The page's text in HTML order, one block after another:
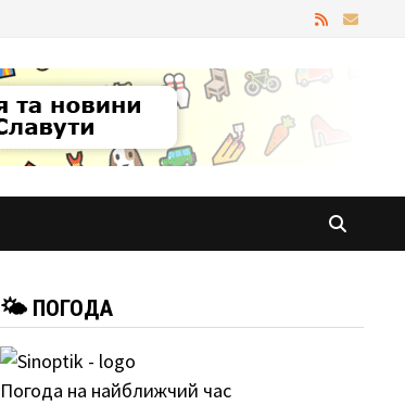
🌤 ПОГОДА
Погода на найближчий час